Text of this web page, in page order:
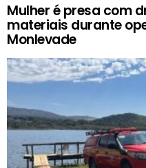
Mulher é presa com
materiais durante
Monlevade